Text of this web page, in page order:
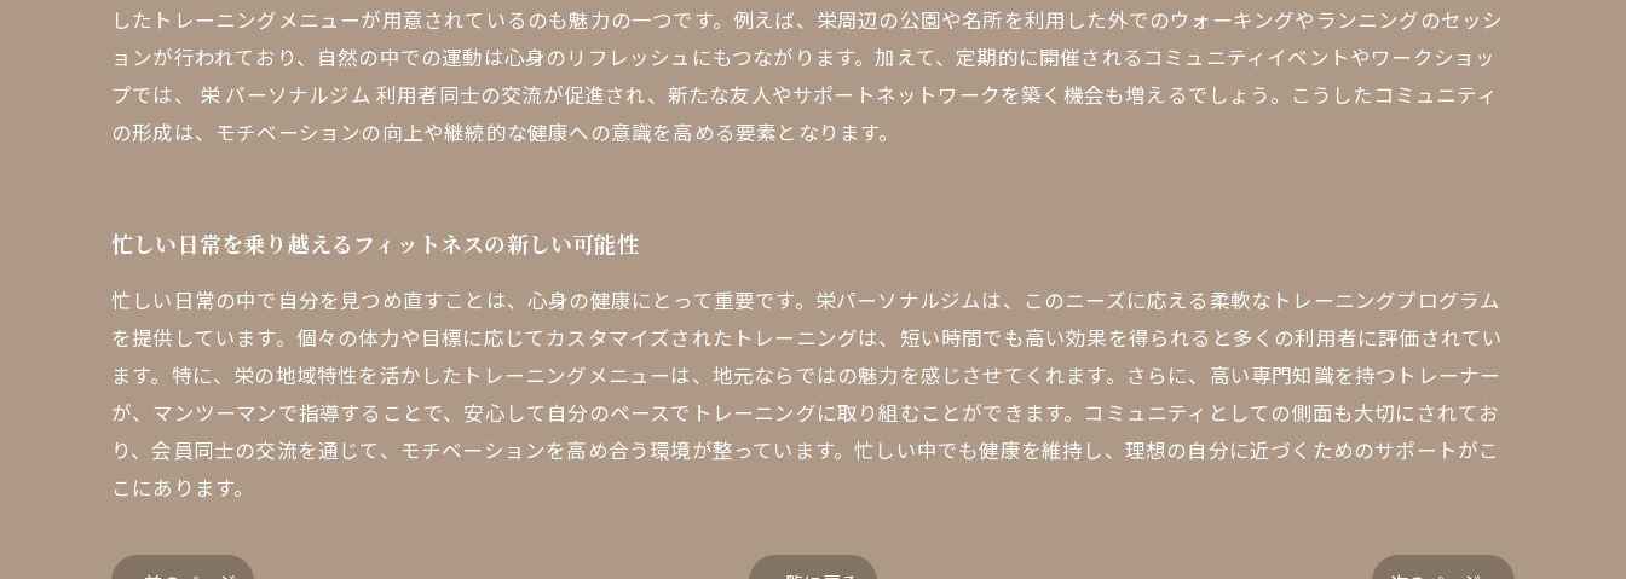
したトレーニングメニューが用意されているのも魅力の一つです。例えば、栄周辺の公園や名所を利用した外でのウォーキングやランニングのセッシ
ョンが行われており、自然の中での運動は心身のリフレッシュにもつながります。加えて、定期的に開催されるコミュニティイベントやワークショッ
プでは、 栄 パーソナルジム 利用者同士の交流が促進され、新たな友人やサポートネットワークを築く機会も増えるでしょう。こうしたコミュニティ
の形成は、モチベーションの向上や継続的な健康への意識を高める要素となります。
忙しい日常を乗り越えるフィットネスの新しい可能性
忙しい日常の中で自分を見つめ直すことは、心身の健康にとって重要です。栄パーソナルジムは、このニーズに応える柔軟なトレーニングプログラム
を提供しています。個々の体力や目標に応じてカスタマイズされたトレーニングは、短い時間でも高い効果を得られると多くの利用者に評価されてい
ます。特に、栄の地域特性を活かしたトレーニングメニューは、地元ならではの魅力を感じさせてくれます。さらに、高い専門知識を持つトレーナー
が、マンツーマンで指導することで、安心して自分のペースでトレーニングに取り組むことができます。コミュニティとしての側面も大切にされてお
り、会員同士の交流を通じて、モチベーションを高め合う環境が整っています。忙しい中でも健康を維持し、理想の自分に近づくためのサポートがこ
こにあります。